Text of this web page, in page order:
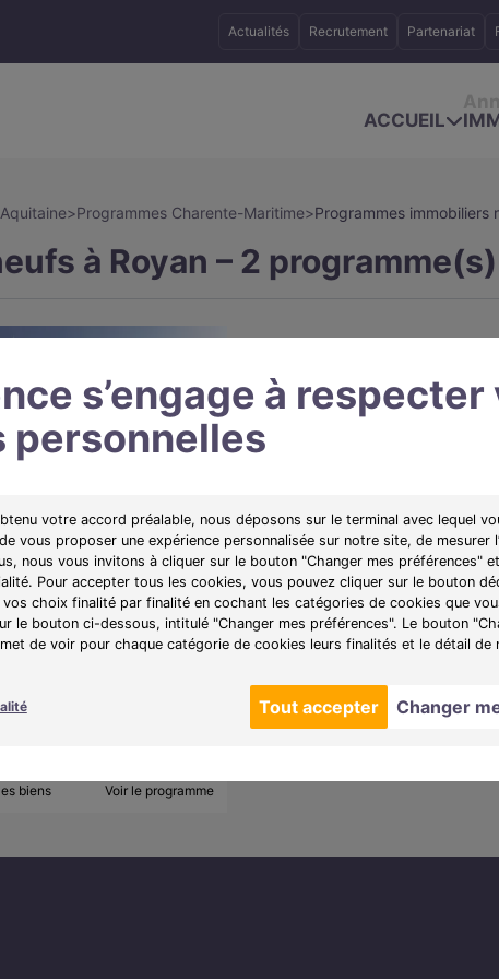
s’engage à respecter
personnelles
votre accord préalable, nous déposons sur le terminal avec lequel
vous proposer une expérience personnalisée sur notre site, de mesurer
nous vous invitons à cliquer sur le bouton "Changer mes préférences"
Pour accepter tous les cookies, vous pouvez cliquer sur le bouton
choix finalité par finalité en cochant les catégories de cookies que
le bouton ci-dessous, intitulé "Changer mes préférences". Le bouton
de voir pour chaque catégorie de cookies leurs finalités et le détail de
Tout accepter Changer
Actualités Recrutement Partenariat
ACCUEIL
>Programmes Charente-Maritime>Programmes immobiliers
à Royan – 2
À partir de 275 000 €
1 lot disponible
2 au 4 pièces, avec extérieur
biens Voir le programme